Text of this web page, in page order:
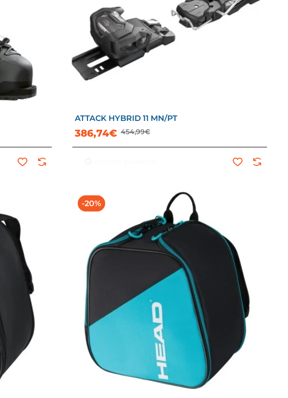
ATTACK HYBRID 11 MN/PT
386,74€ 454,99€
-20%